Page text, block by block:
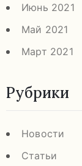
Июнь 2021
Май 2021
Март 2021
Рубрики
Новости
Статьи